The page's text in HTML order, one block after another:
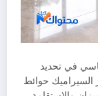
في تحديد
السيراميك حوائط